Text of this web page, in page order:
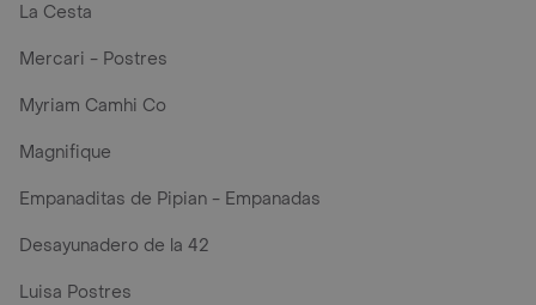
La Cesta
Mercari - Postres
Myriam Camhi Co
Magnifique
Empanaditas de Pipian - Empanadas
Desayunadero de la 42
Luisa Postres